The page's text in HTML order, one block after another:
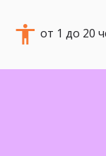
от 1 до 20